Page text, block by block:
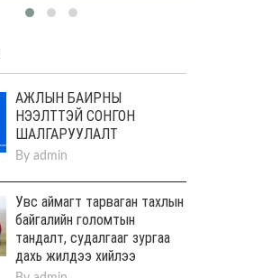
АЖЛЫН БАЙРНЫ
НЭЭЛТТЭЙ СОНГОН
ШАЛГАРУУЛАЛТ
By admin
Увс аймагт тарваган тахлын
байгалийн голомтын
тандалт, судалгааг зургаа
дахь жилдээ хийлээ